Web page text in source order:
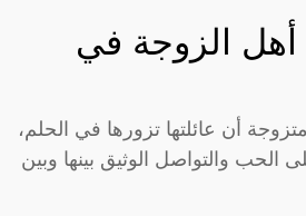
الزوجة في
أن عائلتها تزورها في الحلم،
الحب والتواصل الوثيق بينها وبين